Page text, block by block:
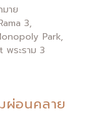
าย
3,
Park,
พระราม 3
ผ่อนคลาย